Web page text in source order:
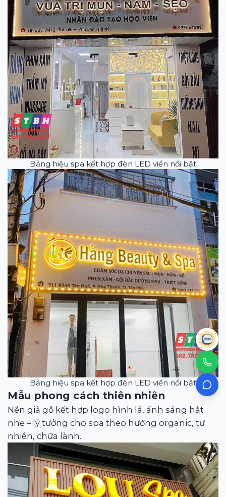
Bảng hiệu spa kết hợp đèn LED viền nổi bật
Bảng hiệu spa kết hợp đèn LED viền nổi bật
Mẫu phong cách thiên nhiên
Nền giả gỗ kết hợp logo hình lá, ánh sáng hắt
nhẹ – lý tưởng cho spa theo hướng organic, tự
nhiên, chữa lành.